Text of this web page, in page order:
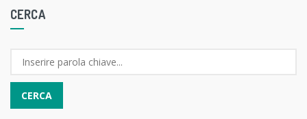
CERCA